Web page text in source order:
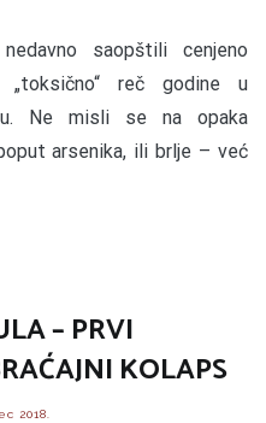
saopštili cenjeno
reč godine u
Ne misli se na opaka
arsenika, ili brlje – već
– PRVI
KOLAPS
2018.